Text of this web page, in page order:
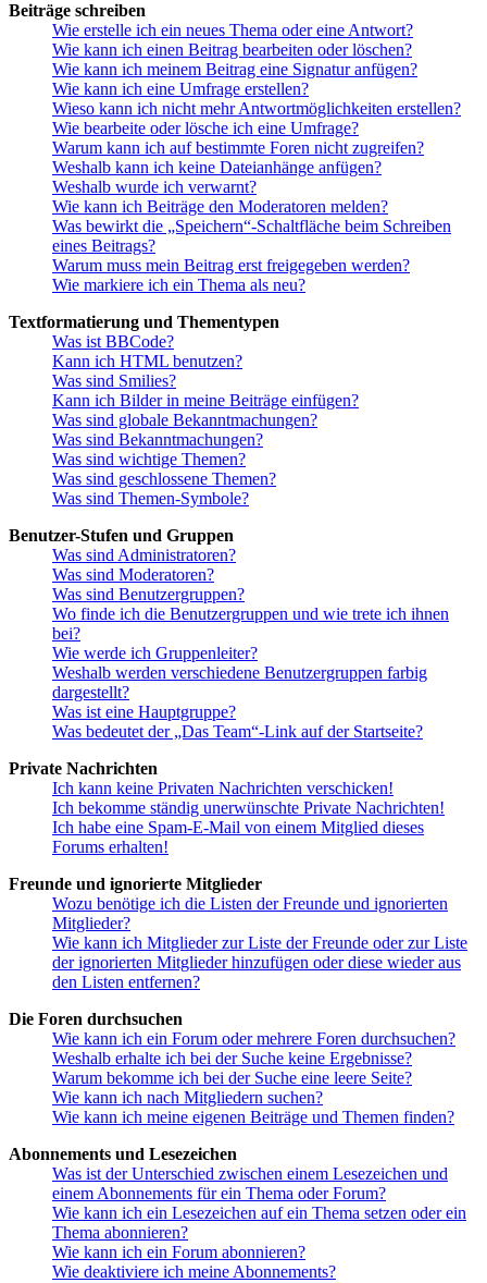
Beiträge schreiben
Wie erstelle ich ein neues Thema oder eine Antwort?
Wie kann ich einen Beitrag bearbeiten oder löschen?
Wie kann ich meinem Beitrag eine Signatur anfügen?
Wie kann ich eine Umfrage erstellen?
Wieso kann ich nicht mehr Antwortmöglichkeiten erstellen?
Wie bearbeite oder lösche ich eine Umfrage?
Warum kann ich auf bestimmte Foren nicht zugreifen?
Weshalb kann ich keine Dateianhänge anfügen?
Weshalb wurde ich verwarnt?
Wie kann ich Beiträge den Moderatoren melden?
Was bewirkt die „Speichern“-Schaltfläche beim Schreiben
eines Beitrags?
Warum muss mein Beitrag erst freigegeben werden?
Wie markiere ich ein Thema als neu?
Textformatierung und Thementypen
Was ist BBCode?
Kann ich HTML benutzen?
Was sind Smilies?
Kann ich Bilder in meine Beiträge einfügen?
Was sind globale Bekanntmachungen?
Was sind Bekanntmachungen?
Was sind wichtige Themen?
Was sind geschlossene Themen?
Was sind Themen-Symbole?
Benutzer-Stufen und Gruppen
Was sind Administratoren?
Was sind Moderatoren?
Was sind Benutzergruppen?
Wo finde ich die Benutzergruppen und wie trete ich ihnen
bei?
Wie werde ich Gruppenleiter?
Weshalb werden verschiedene Benutzergruppen farbig
dargestellt?
Was ist eine Hauptgruppe?
Was bedeutet der „Das Team“-Link auf der Startseite?
Private Nachrichten
Ich kann keine Privaten Nachrichten verschicken!
Ich bekomme ständig unerwünschte Private Nachrichten!
Ich habe eine Spam-E-Mail von einem Mitglied dieses
Forums erhalten!
Freunde und ignorierte Mitglieder
Wozu benötige ich die Listen der Freunde und ignorierten
Mitglieder?
Wie kann ich Mitglieder zur Liste der Freunde oder zur Liste
der ignorierten Mitglieder hinzufügen oder diese wieder aus
den Listen entfernen?
Die Foren durchsuchen
Wie kann ich ein Forum oder mehrere Foren durchsuchen?
Weshalb erhalte ich bei der Suche keine Ergebnisse?
Warum bekomme ich bei der Suche eine leere Seite?
Wie kann ich nach Mitgliedern suchen?
Wie kann ich meine eigenen Beiträge und Themen finden?
Abonnements und Lesezeichen
Was ist der Unterschied zwischen einem Lesezeichen und
einem Abonnements für ein Thema oder Forum?
Wie kann ich ein Lesezeichen auf ein Thema setzen oder ein
Thema abonnieren?
Wie kann ich ein Forum abonnieren?
Wie deaktiviere ich meine Abonnements?